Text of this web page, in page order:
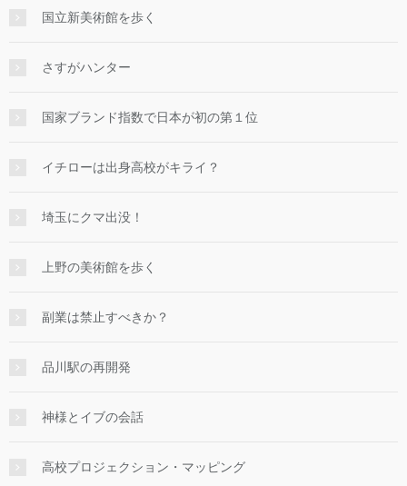
国立新美術館を歩く
さすがハンター
国家ブランド指数で日本が初の第１位
イチローは出身高校がキライ？
埼玉にクマ出没！
上野の美術館を歩く
副業は禁止すべきか？
品川駅の再開発
神様とイブの会話
高校プロジェクション・マッピング